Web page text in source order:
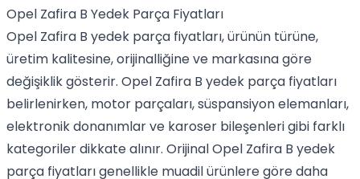
Opel Zafira B Yedek Parça Fiyatları
Opel Zafira B yedek parça fiyatları, ürünün türüne,
üretim kalitesine, orijinalliğine ve markasına göre
değişiklik gösterir. Opel Zafira B yedek parça fiyatları
belirlenirken, motor parçaları, süspansiyon elemanları,
elektronik donanımlar ve karoser bileşenleri gibi farklı
kategoriler dikkate alınır. Orijinal Opel Zafira B yedek
parça fiyatları genellikle muadil ürünlere göre daha